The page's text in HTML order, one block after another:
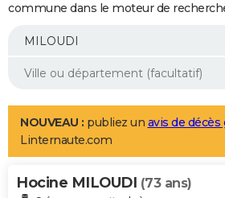
Essais
Réserver un essai
Citadines
Berlines
SUV
Forum auto
+
Mobiles
Meilleur smartphone
Internet
Ordinateurs
Jeux vidéo
Guide high-tech
Aménagement intérieur
LIFESTYLE
Art de vivre
Bien-être
Loisirs
Mode
Modes de vie
Alimentation
Guide de la santé
Maladies
Médicaments
Sommeil
VOYAGE
commune dans le moteur de
NOUVEAU : publiez un avis de décès
Linternaute.com
Hocine MILOUDI (73 ans)